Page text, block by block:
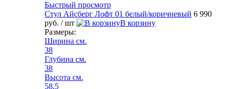
Быстрый просмотр
Стул Айсберг Лофт 01 белый/коричневый 6 990
руб. / шт
В корзину
Размеры:
Ширина см.
38
Глубина см.
38
Высота см.
58,5